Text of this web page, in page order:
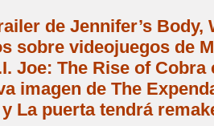
de Jennifer’s Body,
sobre videojuegos de
Joe: The Rise of Cobra
imagen de The
y La puerta tendrá